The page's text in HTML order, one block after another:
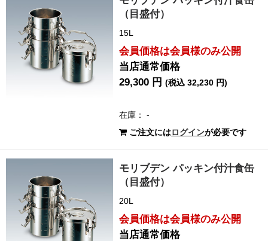
（目盛付）
15L
会員価格は会員様のみ公開
当店通常価格
29,300 円(税込 32,230 円)
在庫： -
ご注文にはログインが必要です
モリブデン パッキン付汁食缶
（目盛付）
20L
会員価格は会員様のみ公開
当店通常価格